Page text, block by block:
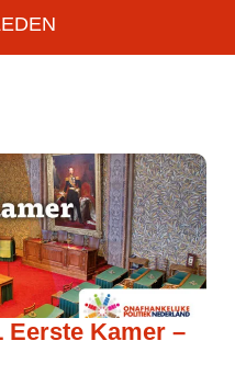
Eerste Kamer –